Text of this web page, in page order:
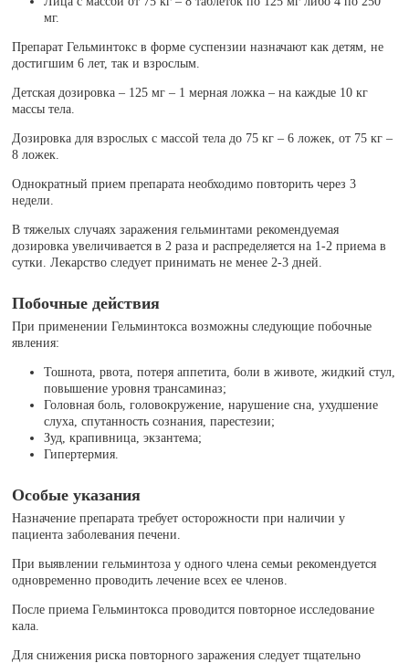
мг.
Препарат Гельминтокс в форме суспензии назначают как детям, не
достигшим 6 лет, так и взрослым.
Детская дозировка – 125 мг – 1 мерная ложка – на каждые 10 кг
массы тела.
Дозировка для взрослых с массой тела до 75 кг – 6 ложек, от 75 кг –
8 ложек.
Однократный прием препарата необходимо повторить через 3
недели.
В тяжелых случаях заражения гельминтами рекомендуемая
дозировка увеличивается в 2 раза и распределяется на 1-2 приема в
сутки. Лекарство следует принимать не менее 2-3 дней.
Побочные действия
При применении Гельминтокса возможны следующие побочные
явления:
Тошнота, рвота, потеря аппетита, боли в животе, жидкий стул,
повышение уровня трансаминаз;
Головная боль, головокружение, нарушение сна, ухудшение
слуха, спутанность сознания, парестезии;
Зуд, крапивница, экзантема;
Гипертермия.
Особые указания
Назначение препарата требует осторожности при наличии у
пациента заболевания печени.
При выявлении гельминтоза у одного члена семьи рекомендуется
одновременно проводить лечение всех ее членов.
После приема Гельминтокса проводится повторное исследование
кала.
Для снижения риска повторного заражения следует тщательно